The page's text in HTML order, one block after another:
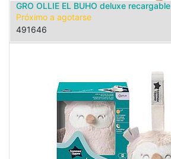
GRO OLLIE EL BUHO deluxe recargable
Próximo a agotarse
491646